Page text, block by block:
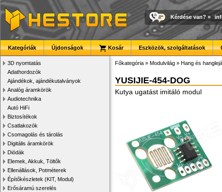
Kérdése van? »
Kategóriák Újdonságok Kosár Eszközök, szolgáltatások
3D nyomtatás
Adathordozók
Ajándékok, ajándékutalványok
Analóg áramkörök
Audiotechnika
Autó HiFi
Biztosítékok
Csatlakozók
Csomagolás és tárolás
Digitális áramkörök
Diódák
Elemek, Akkuk, Töltők
Ellenállások, Potméterek
Építőkészletek (KIT, Modul)
Erősáramú szerelés
Főkategória » Modulvilág » Hang és
YUSIJIE-454-DOG
Kutya ugatást imitáló modul